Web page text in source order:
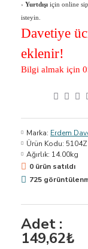
› Yurtdışı için online
isteyin.
Davetiye
eklenir!
Bilgi almak için
Adet :
149,62₺
Marka: Erdem
Ürün Kodu: 5104Z
Ağırlık: 14.00kg
0 ürün satıldı
725